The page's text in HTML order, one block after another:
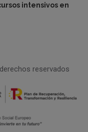
intensivos en
reservados